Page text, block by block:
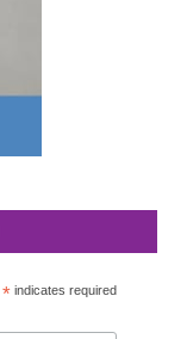
*indicates required